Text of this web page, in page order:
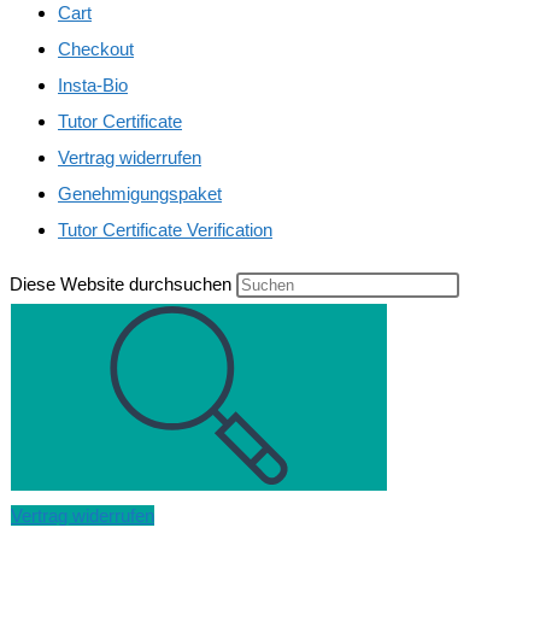
Cart
Checkout
Insta-Bio
Tutor Certificate
Vertrag widerrufen
Genehmigungspaket
Tutor Certificate Verification
Diese Website durchsuchen
Vertrag widerrufen